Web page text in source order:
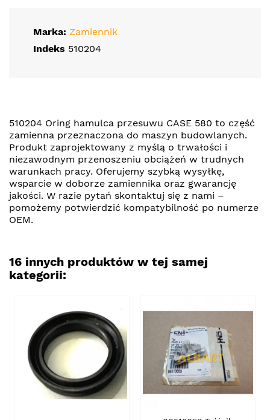
Marka: Zamiennik
Indeks 510204
510204 Oring hamulca przesuwu CASE 580 to część
zamienna przeznaczona do maszyn budowlanych.
Produkt zaprojektowany z myślą o trwałości i
niezawodnym przenoszeniu obciążeń w trudnych
warunkach pracy. Oferujemy szybką wysyłkę,
wsparcie w doborze zamiennika oraz gwarancję
jakości. W razie pytań skontaktuj się z nami –
pomożemy potwierdzić kompatybilność po numerze
OEM.
16 innych produktów w tej samej
kategorii: